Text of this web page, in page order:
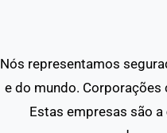
Nós representamos
e do mundo.
Estas empresas são a